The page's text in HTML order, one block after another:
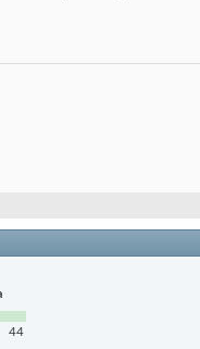
44